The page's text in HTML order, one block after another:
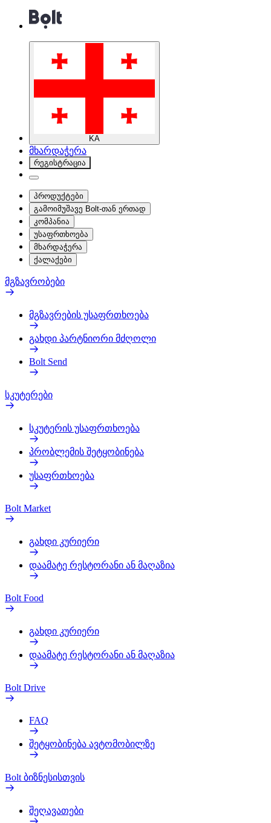
KA
მხარდაჭერა
რეგისტრაცია
პროდუქტები
გამოიმუშავე Bolt-თან ერთად
კომპანია
უსაფრთხოება
მხარდაჭერა
ქალაქები
მგზავრობები
მგზავრების უსაფრთხოება
გახდი პარტნიორი მძღოლი
Bolt Send
სკუტერები
სკუტერის უსაფრთხოება
პრობლემის შეტყობინება
უსაფრთხოება
Bolt Market
გახდი კურიერი
დაამატე რესტორანი ან მაღაზია
Bolt Food
გახდი კურიერი
დაამატე რესტორანი ან მაღაზია
Bolt Drive
FAQ
შეტყობინება ავტომობილზე
Bolt ბიზნესისთვის
შეღავათები